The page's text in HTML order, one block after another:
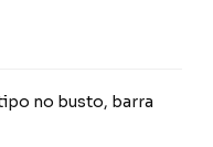
no busto, barra